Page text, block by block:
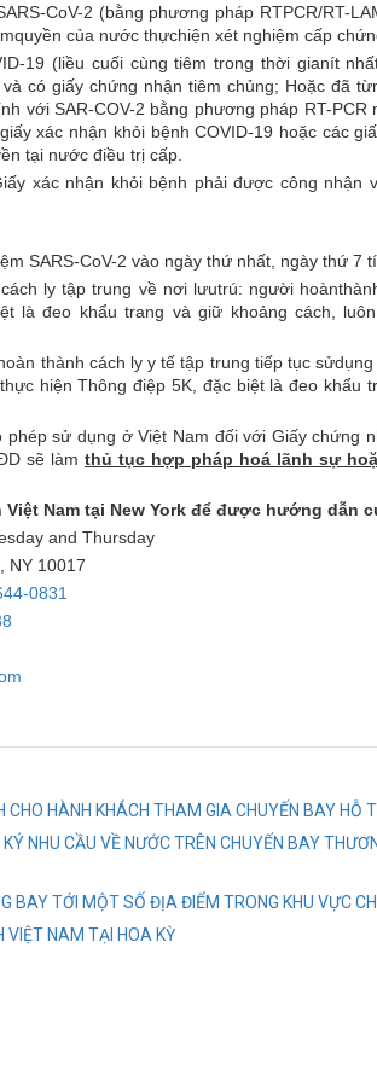
CoV-2 (bằng phương pháp RTPCR/RT-
của nước thựchiện xét nghiệm cấp
19 (liều cuối cùng tiêm trong thời gianít
có giấy chứng nhận tiêm chủng; Hoặc đã
với SAR-COV-2 bằng phương pháp RT-PCR
xác nhận khỏi bệnh COVID-19 hoặc các
tại nước điều trị cấp.
xác nhận khỏi bệnh phải được công nhận
SARS-CoV-2 vào ngày thứ nhất, ngày thứ 7
ly tập trung về nơi lưutrú: người
là đeo khẩu trang và giữ khoảng cách,
thành cách ly y tế tập trung tiếp tục
hiện Thông điệp 5K, đặc biệt là đeo khẩu
sử dụng ở Việt Nam đối với Giấy chứng
sẽ làm thủ tục hợp pháp hoá lãnh sự
Nam tại New York để được hướng dẫn
and Thursday
NY 10017
0831
CHO HÀNH KHÁCH THAM GIA CHUYẾN BAY HỖ
NHU CẦU VỀ NƯỚC TRÊN CHUYẾN BAY
BAY TỚI MỘT SỐ ĐỊA ĐIỂM TRONG KHU VỰC
VIỆT NAM TẠI HOA KỲ